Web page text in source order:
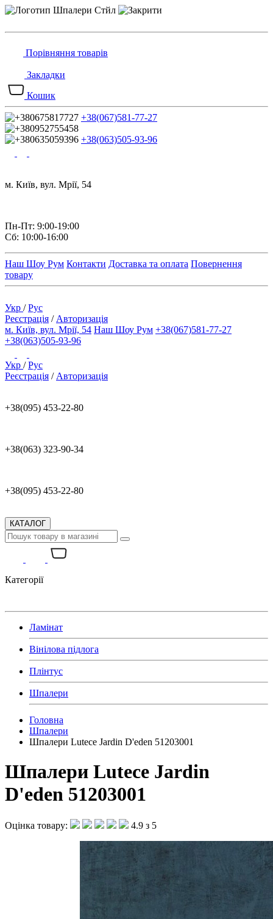
Порівняння товарів
Закладки
Кошик
+38(067)581-77-27
+38(063)505-93-96
м. Київ, вул. Мрії, 54
Пн-Пт: 9:00-19:00
Сб: 10:00-16:00
Наш Шоу Рум Контакти Доставка та оплата Повернення
товару
Укр /Рус
Реєстрація / Авторизація
м. Київ, вул. Мрії, 54 Наш Шоу Рум +38(067)581-77-27
+38(063)505-93-96
Укр /Рус
Реєстрація / Авторизація
+38(095) 453-22-80
+38(063) 323-90-34
+38(095) 453-22-80
КАТАЛОГ
Категорії
Ламінат
Вінілова підлога
Плінтус
Шпалери
Головна
Шпалери
Шпалери Lutece Jardin D'eden 51203001
Шпалери Lutece Jardin
D'eden 51203001
Оцінка товару: 4.9 з 5